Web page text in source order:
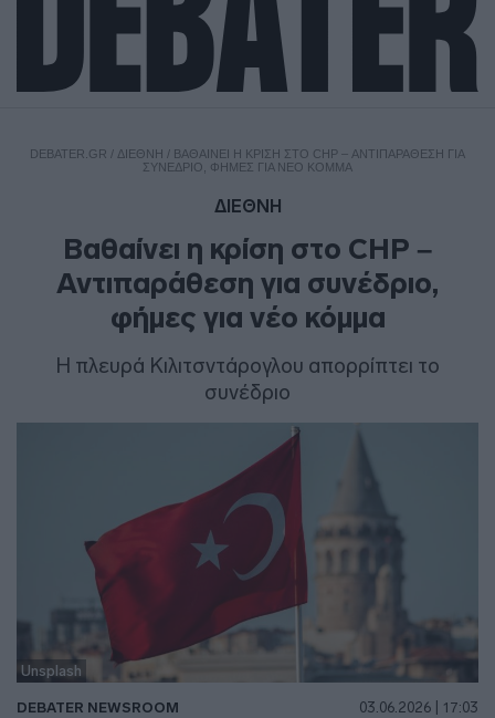
DEBATER.GR / ΔΙΕΘΝΗ / ΒΑΘΑΊΝΕΙ Η ΚΡΊΣΗ ΣΤΟ CHP – ΑΝΤΙΠΑΡΆΘΕΣΗ ΓΙΑ
ΣΥΝΈΔΡΙΟ, ΦΉΜΕΣ ΓΙΑ ΝΈΟ ΚΌΜΜΑ
ΔΙΕΘΝΗ
Βαθαίνει η κρίση στο CHP –
Αντιπαράθεση για συνέδριο,
φήμες για νέο κόμμα
Η πλευρά Κιλιτσντάρογλου απορρίπτει το
συνέδριο
Unsplash
DEBATER NEWSROOM 03.06.2026 | 17:03